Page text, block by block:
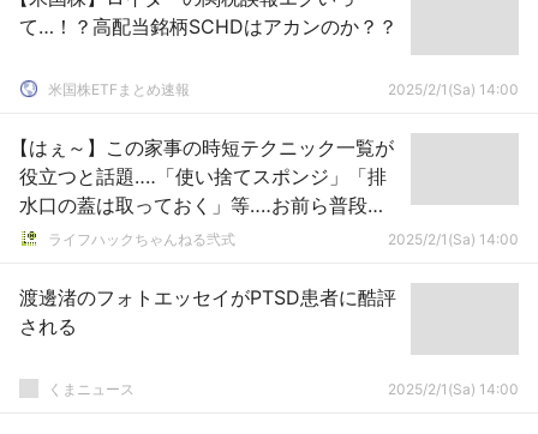
て…！？高配当銘柄SCHDはアカンのか？？
米国株ETFまとめ速報 2025/2/1(Sa) 14:00
【はぇ～】この家事の時短テクニック一覧が
役立つと話題‥‥「使い捨てスポンジ」「排
水口の蓋は取っておく」等‥‥お前ら普段か
らやってるやつあったか？
ライフハックちゃんねる弐式 2025/2/1(Sa) 14:00
渡邊渚のフォトエッセイがPTSD患者に酷評
される
くまニュース 2025/2/1(Sa) 14:00